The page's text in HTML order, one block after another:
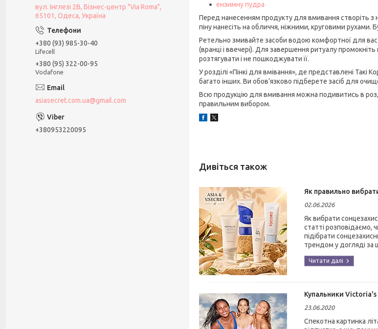
ензимну пудра
Перед нанесенням продукту для вмивання створіть з
піну нанесіть на обличчя, ніжними, круговими
Ретельно змивайте засоби водою комфортної для
(вранці і ввечері). Для завершення ритуалу
розтягувати і не пошкоджувати її.
У розділі «Пінкі для вмівання», де представлені Такі
багато інших. Ви обов'язково підберете засіб для
Всю продукцію для вмивання можна подивитись в
правильним вибором.
Як правильно
02.06.2026
Як вибрати
статті розповідаємо,
підібрати
трендом у догляді за
Купальники Victoria's
23.06.2020
Спекотна картинка
вул. Інглезі 2В, Бізнес-центр "Via Roma",
65101, Одеса, Україна
+380 (93) 985-30-40
Lifecell
+380 (95) 322-00-95
Vodafone
asiasecret.com.ua@gmail.com
+380953220095